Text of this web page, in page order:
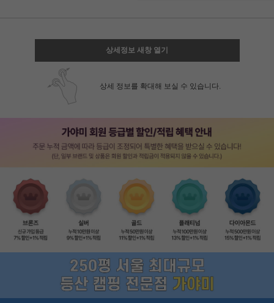
상세정보 새창 열기
상세 정보를 확대해 보실 수 있습니다.